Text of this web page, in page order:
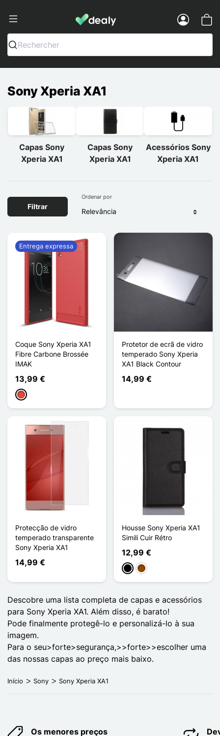
Dealy - Capas e acessórios para
Rechercher
Sony Xperia XA1
Capas Sony
Xperia XA1
Capas Sony
Xperia XA1
Acessórios Sony
Xperia XA1
Filtrar
Ordenar por
Coque Sony Xperia XA1
Fibre Carbone Brossée
IMAK
13,99 €
Vermelho
Entrega expressa
Protetor de ecrã de vidro
temperado Sony Xperia
XA1 Black Contour
14,99 €
Protecção de vidro
temperado transparente
Sony Xperia XA1
14,99 €
Housse Sony Xperia XA1
Simili Cuir Rétro
12,99 €
PretoCastanho
Descobre uma lista completa de capas e acessórios
para Sony Xperia XA1. Além disso, é barato!
Pode finalmente protegê-lo e personalizá-lo à sua
imagem.
Para o seu>forte>segurança,>>forte>>escolher uma
das nossas capas ao preço mais baixo.
Início Sony Sony Xperia XA1
Os menores preços